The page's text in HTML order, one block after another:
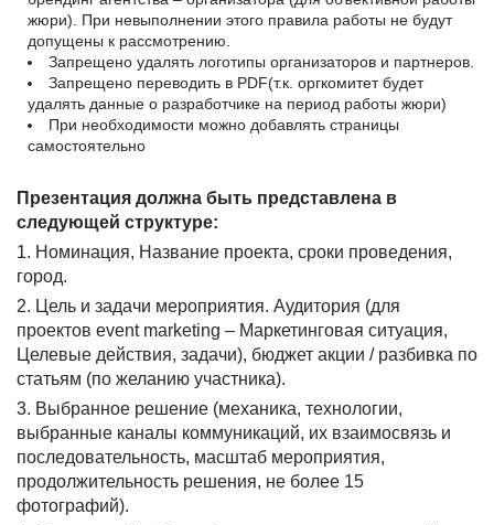
жюри). При невыполнении этого правила работы не будут
допущены к рассмотрению.
Запрещено удалять логотипы организаторов и партнеров.
Запрещено переводить в PDF(т.к. оргкомитет будет
удалять данные о разработчике на период работы жюри)
При необходимости можно добавлять страницы
самостоятельно
Презентация должна быть представлена в
следующей структуре:
1. Номинация, Название проекта, сроки проведения,
город.
2. Цель и задачи мероприятия. Аудитория (для
проектов event marketing – Маркетинговая ситуация,
Целевые действия, задачи), бюджет акции / разбивка по
статьям (по желанию участника).
3. Выбранное решение (механика, технологии,
выбранные каналы коммуникаций, их взаимосвязь и
последовательность, масштаб мероприятия,
продолжительность решения, не более 15
фотографий).